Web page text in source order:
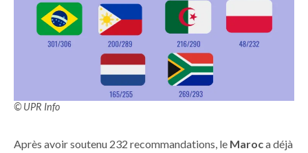
© UPR Info
Après avoir soutenu 232 recommandations, le Maroca déjà